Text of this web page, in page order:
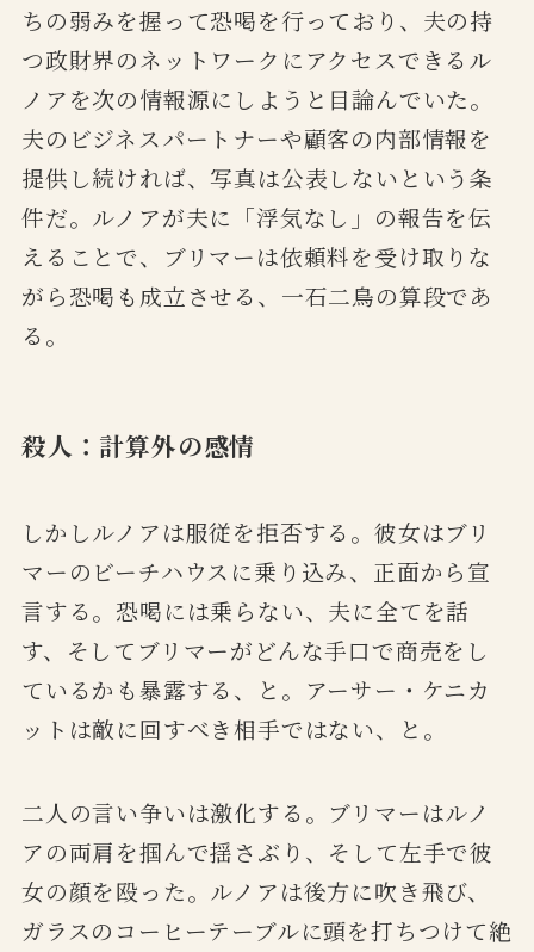
ちの弱みを握って恐喝を行っており、夫の持
つ政財界のネットワークにアクセスできるル
ノアを次の情報源にしようと目論んでいた。
夫のビジネスパートナーや顧客の内部情報を
提供し続ければ、写真は公表しないという条
件だ。ルノアが夫に「浮気なし」の報告を伝
えることで、ブリマーは依頼料を受け取りな
がら恐喝も成立させる、一石二鳥の算段であ
る。
殺人：計算外の感情
しかしルノアは服従を拒否する。彼女はブリ
マーのビーチハウスに乗り込み、正面から宣
言する。恐喝には乗らない、夫に全てを話
す、そしてブリマーがどんな手口で商売をし
ているかも暴露する、と。アーサー・ケニカ
ットは敵に回すべき相手ではない、と。
二人の言い争いは激化する。ブリマーはルノ
アの両肩を掴んで揺さぶり、そして左手で彼
女の顔を殴った。ルノアは後方に吹き飛び、
ガラスのコーヒーテーブルに頭を打ちつけて絶